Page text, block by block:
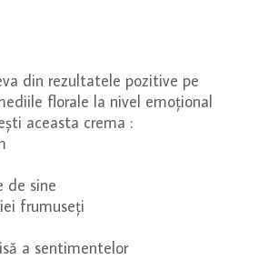
din rezultatele pozitive pe
florale la nivel emoțional
aceasta crema :
de sine
frumuseți
a sentimentelor